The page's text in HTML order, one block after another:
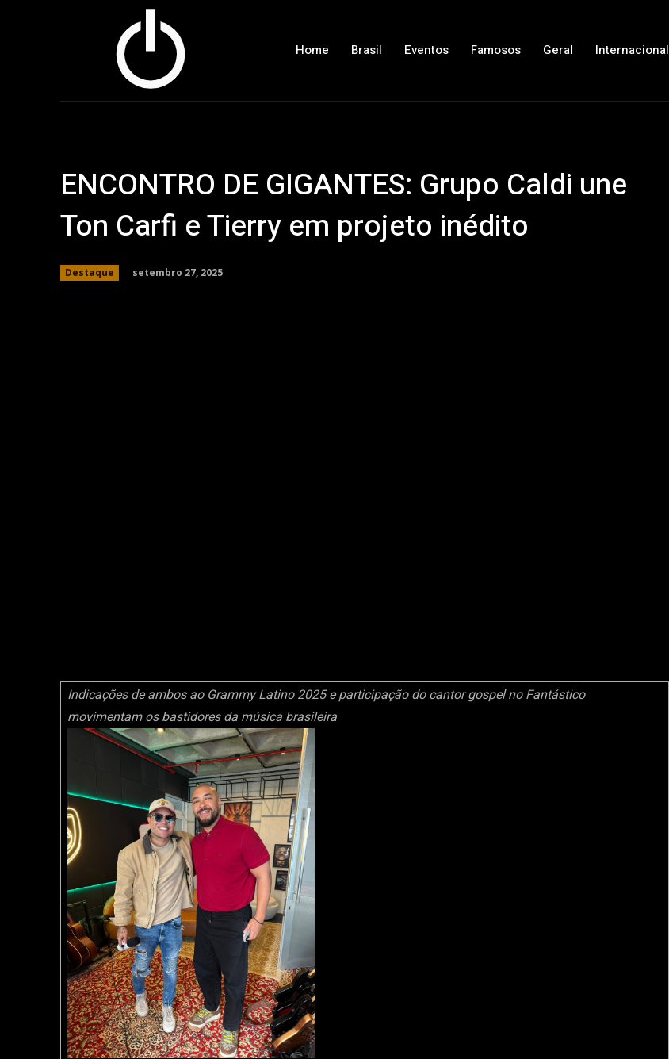
Home Brasil Eventos Famosos Geral Internacional
ENCONTRO DE GIGANTES: Grupo Caldi une
Ton Carfi e Tierry em projeto inédito
Destaque setembro 27, 2025
Indicações de ambos ao Grammy Latino 2025 e participação do cantor gospel no Fantástico
movimentam os bastidores da música brasileira